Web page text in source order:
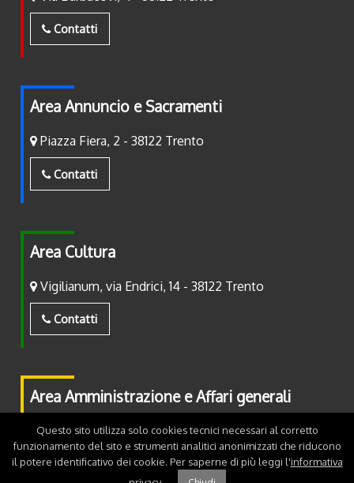
Contatti
Area Annuncio e Sacramenti
Piazza Fiera, 2 - 38122 Trento
Contatti
Area Cultura
Vigilianum, via Endrici, 14 - 38122 Trento
Contatti
Area Amministrazione e Affari generali
Piazza Fiera, 2 - 38122 Trento
Contatti
Questo sito utilizza solo cookies tecnici necessari al corretto
funzionamento del sito e strumenti analitici anonimizzati che riducono
il potere identificativo dei cookie. Per saperne di più leggi l'informativa